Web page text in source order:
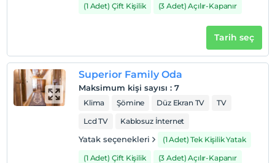
(1 Adet) Çift Kişilik (3 Adet) Açılır-Kapanır
Tarih seç
Superior Family Oda
Maksimum kişi sayısı : 7
Klima Şömine Düz Ekran TV
TV
Lcd TV
Kablosuz İnternet
Yatak seçenekleri
(1 Adet) Tek Kişilik Yatak
(1 Adet) Çift Kişilik
(3 Adet) Açılır-Kapanır